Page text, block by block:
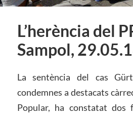
L’herència del
Sampol,
La sentència del cas
condemnes a destacats
Popular, ha constatat dos